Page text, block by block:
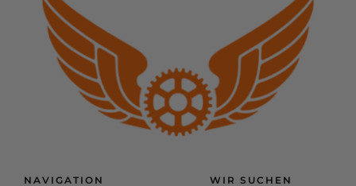
NAVIGATION
WIR SUCHEN